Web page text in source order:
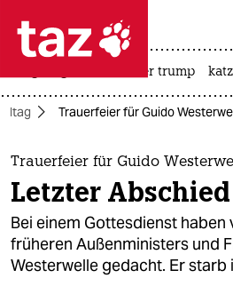
 taz zahl ich
taz zahl ich
themen
politik
öko
gesellschaft
usa unter trump
Alltag Trauerfeier für Guido
Trauerfeier für Guido
Letzter
Bei einem Gottesdienst haben
früheren Außenministers und
Westerwelle gedacht. Er starb